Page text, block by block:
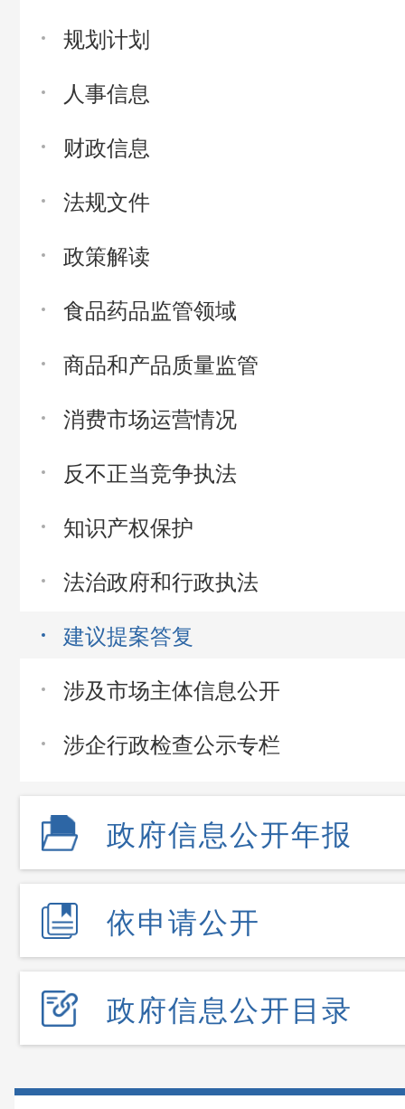
规划计划
人事信息
财政信息
法规文件
政策解读
食品药品监管领域
商品和产品质量监管
消费市场运营情况
反不正当竞争执法
知识产权保护
法治政府和行政执法
建议提案答复
涉及市场主体信息公开
涉企行政检查公示专栏
政府信息公开年报
依申请公开
政府信息公开目录